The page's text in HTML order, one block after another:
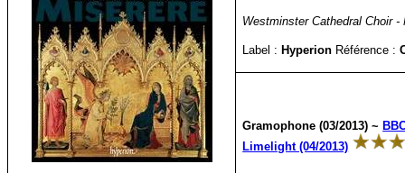
Westminster Cathedral Choir
Label : Hyperion Référence :
Gramophone (03/2013) ~
Limelight (04/2013)